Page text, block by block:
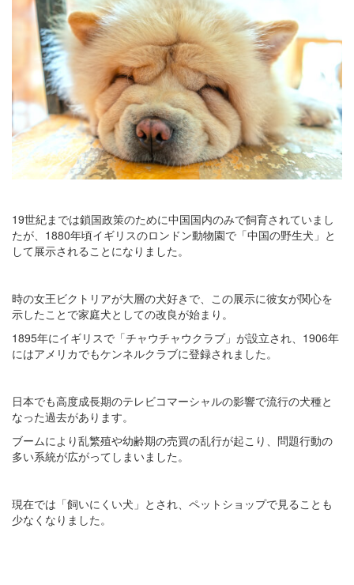
19世紀までは鎖国政策のために中国国内のみで飼育されていまし
たが、1880年頃イギリスのロンドン動物園で「中国の野生犬」と
して展示されることになりました。
時の女王ビクトリアが大層の犬好きで、この展示に彼女が関心を
示したことで家庭犬としての改良が始まり。
1895年にイギリスで「チャウチャウクラブ」が設立され、1906年
にはアメリカでもケンネルクラブに登録されました。
日本でも高度成長期のテレビコマーシャルの影響で流行の犬種と
なった過去があります。
ブームにより乱繁殖や幼齢期の売買の乱行が起こり、問題行動の
多い系統が広がってしまいました。
現在では「飼いにくい犬」とされ、ペットショップで見ることも
少なくなりました。